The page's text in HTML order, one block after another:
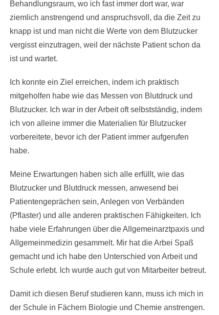
Behandlungsraum, wo ich fast immer dort war, war
ziemlich anstrengend und anspruchsvoll, da die Zeit zu
knapp ist und man nicht die Werte von dem Blutzucker
vergisst einzutragen, weil der nächste Patient schon da
ist und wartet.
Ich konnte ein Ziel erreichen, indem ich praktisch
mitgeholfen habe wie das Messen von Blutdruck und
Blutzucker. Ich war in der Arbeit oft selbstständig, indem
ich von alleine immer die Materialien für Blutzucker
vorbereitete, bevor ich der Patient immer aufgerufen
habe.
Meine Erwartungen haben sich alle erfüllt, wie das
Blutzucker und Blutdruck messen, anwesend bei
Patientengeprächen sein, Anlegen von Verbänden
(Pflaster) und alle anderen praktischen Fähigkeiten. Ich
habe viele Erfahrungen über die Allgemeinarztpaxis und
Allgemeinmedizin gesammelt. Mir hat die Arbei Spaß
gemacht und ich habe den Unterschied von Arbeit und
Schule erlebt. Ich wurde auch gut von Mitarbeiter betreut.
Damit ich diesen Beruf studieren kann, muss ich mich in
der Schule in Fächern Biologie und Chemie anstrengen.